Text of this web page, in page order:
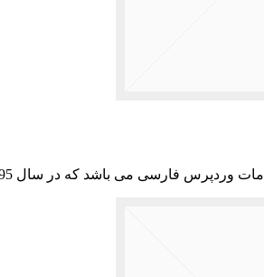
فارسی می باشد که در سال 1395 توسط دو نفر از…